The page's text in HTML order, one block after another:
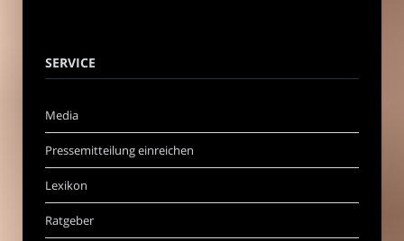
SERVICE
Media
Pressemitteilung einreichen
Lexikon
Ratgeber